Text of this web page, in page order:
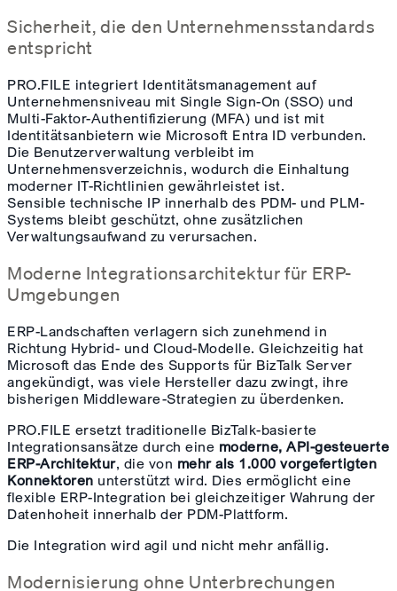
Sicherheit, die den Unternehmensstandards
entspricht
PRO.FILE integriert Identitätsmanagement auf
Unternehmensniveau mit Single Sign-On (SSO) und
Multi-Faktor-Authentifizierung (MFA) und ist mit
Identitätsanbietern wie Microsoft Entra ID verbunden.
Die Benutzerverwaltung verbleibt im
Unternehmensverzeichnis, wodurch die Einhaltung
moderner IT-Richtlinien gewährleistet ist.
Sensible technische IP innerhalb des PDM- und PLM-
Systems bleibt geschützt, ohne zusätzlichen
Verwaltungsaufwand zu verursachen.
Moderne Integrationsarchitektur für ERP-
Umgebungen
ERP-Landschaften verlagern sich zunehmend in
Richtung Hybrid- und Cloud-Modelle. Gleichzeitig hat
Microsoft das Ende des Supports für BizTalk Server
angekündigt, was viele Hersteller dazu zwingt, ihre
bisherigen Middleware-Strategien zu überdenken.
PRO.FILE ersetzt traditionelle BizTalk-basierte
Integrationsansätze durch eine moderne, API-gesteuerte
ERP-Architektur, die von mehr als 1.000 vorgefertigten
Konnektoren unterstützt wird. Dies ermöglicht eine
flexible ERP-Integration bei gleichzeitiger Wahrung der
Datenhoheit innerhalb der PDM-Plattform.
Die Integration wird agil und nicht mehr anfällig.
Modernisierung ohne Unterbrechungen